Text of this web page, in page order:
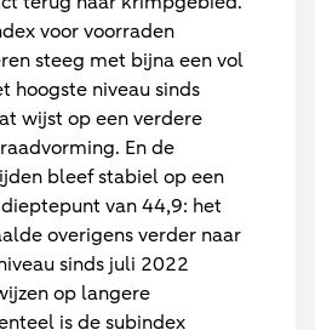
voor voorraden
steeg met bijna een vol
hoogste niveau sinds
wijst op een verdere
En de
bleef stabiel op een
van 44,9: het
overigens verder naar
sinds juli 2022
op langere
is de subindex